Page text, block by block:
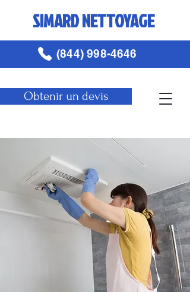
SIMARD NETTOYAGE
Obtenir un devis
(844) 998-4646